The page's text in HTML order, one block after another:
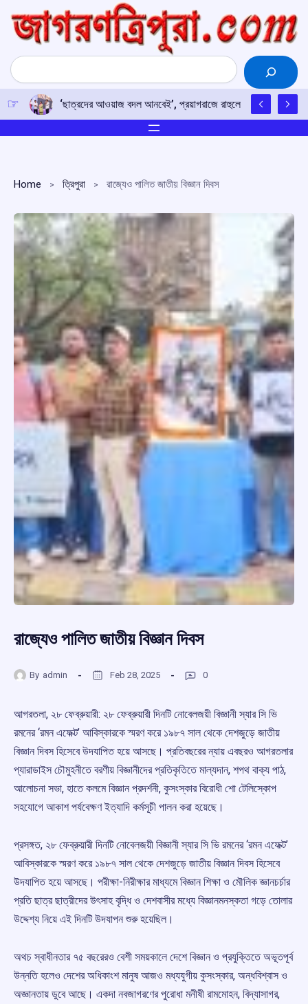
content
Search
‘ছাত্রদের আওয়াজ বদল আনবেই’, প্রয়াগরাজে রাহুলের হুঙ্কার
Home ত্রিপুরা রাজ্যেও পালিত জাতীয় বিজ্ঞান দিবস
রাজ্যেও পালিত জাতীয় বিজ্ঞান দিবস
By admin Feb 28, 2025 0
আগরতলা, ২৮ ফেব্রুয়ারী: ২৮ ফেব্রুয়ারী দিনটি নোবেলজয়ী বিজ্ঞানী স্যার সি ভি
রমনের ‘রমন এফেক্ট’ আবিস্কারকে স্মরণ করে ১৯৮৭ সাল থেকে দেশজুড়ে জাতীয়
বিজ্ঞান দিবস হিসেবে উদযাপিত হয়ে আসছে। প্রতিবছরের ন্যায় এবছরও আগরতলার
প্যারাডাইস চৌমুহনীতে বরণীয় বিজ্ঞানীদের প্রতিকৃতিতে মাল্যদান, শপথ বাক্য পাঠ,
আলোচনা সভা, হাতে কলমে বিজ্ঞান প্রদর্শনী, কুসংস্কার বিরোধী শো টেলিস্কোপ
সহযোগে আকাশ পর্যবেক্ষণ ইত্যাদি কর্মসূচী পালন করা হয়েছে।
প্রসঙ্গত, ২৮ ফেব্রুয়ারী দিনটি নোবেলজয়ী বিজ্ঞানী স্যার সি ভি রমনের ‘রমন এফেক্ট’
আবিস্কারকে স্মরণ করে ১৯৮৭ সাল থেকে দেশজুড়ে জাতীয় বিজ্ঞান দিবস হিসেবে
উদযাপিত হয়ে আসছে। পরীক্ষা-নিরীক্ষার মাধ্যমে বিজ্ঞান শিক্ষা ও মৌলিক জ্ঞানচর্চার
প্রতি ছাত্র ছাত্রীদের উৎসাহ বৃদ্ধি ও দেশবাসীর মধ্যে বিজ্ঞানমনস্কতা গড়ে তোলার
উদ্দেশ্য নিয়ে এই দিনটি উদযাপন শুরু হয়েছিল।
অথচ স্বাধীনতার ৭৫ বছরেরও বেশী সময়কালে দেশে বিজ্ঞান ও প্রযুক্তিতে অভূতপূর্ব
উন্নতি হলেও দেশের অধিকাংশ মানুষ আজও মধ্যযুগীয় কুসংস্কার, অন্ধবিশ্বাস ও
অজ্ঞানতায় ডুবে আছে। একদা নবজাগরণের পুরোধা মনীষী রামমোহন, বিদ্যাসাগর,